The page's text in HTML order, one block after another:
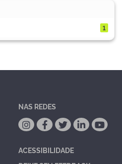
1
NAS REDES
ACESSIBILIDADE